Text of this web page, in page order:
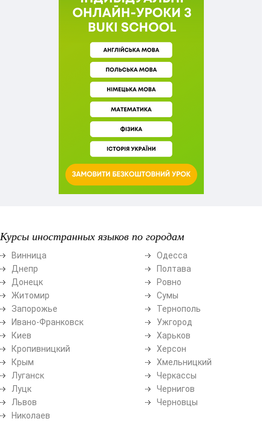
Курсы иностранных языков по городам
Винница
Днепр
Донецк
Житомир
Запорожье
Ивано-Франковск
Киев
Кропивницкий
Крым
Луганск
Луцк
Львов
Николаев
Одесса
Полтава
Ровно
Сумы
Тернополь
Ужгород
Харьков
Херсон
Хмельницкий
Черкассы
Чернигов
Черновцы